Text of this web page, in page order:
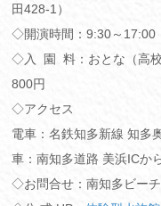
田428-1）
◇開演時間：9:30～17:00
◇入 園 料：おとな（高校
800円
◇アクセス
電車：名鉄知多新線 知多
車：南知多道路 美浜ICか
◇お問合せ：南知多ビー